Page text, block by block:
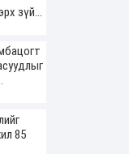
зүйн
85